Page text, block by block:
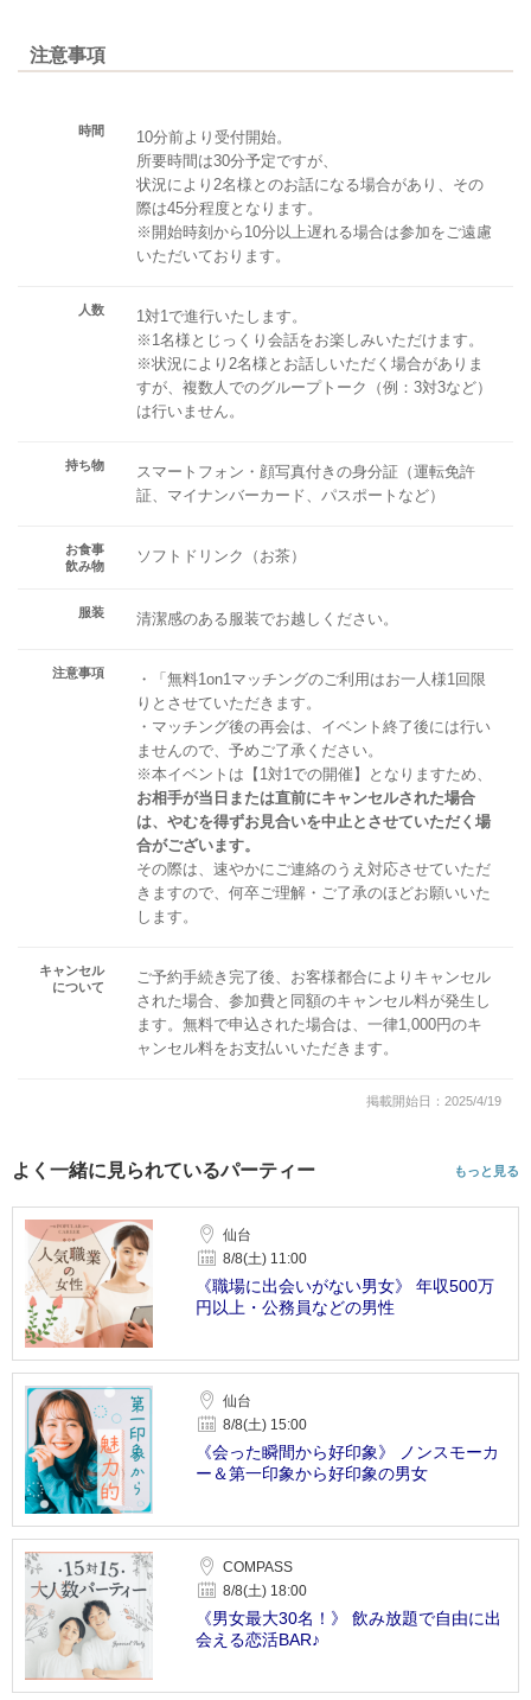
注意事項
時間
10分前より受付開始。
所要時間は30分予定ですが、
状況により2名様とのお話になる場合があり、その
際は45分程度となります。
※開始時刻から10分以上遅れる場合は参加をご遠慮
いただいております。
人数
1対1で進行いたします。
※1名様とじっくり会話をお楽しみいただけます。
※状況により2名様とお話しいただく場合がありま
すが、複数人でのグループトーク（例：3対3など）
は行いません。
持ち物
スマートフォン・顔写真付きの身分証（運転免許
証、マイナンバーカード、パスポートなど）
お食事
飲み物
ソフトドリンク（お茶）
服装 清潔感のある服装でお越しください。
注意事項
・「無料1on1マッチングのご利用はお一人様1回限
りとさせていただきます。
・マッチング後の再会は、イベント終了後には行い
ませんので、予めご了承ください。
※本イベントは【1対1での開催】となりますため、
お相手が当日または直前にキャンセルされた場合
は、やむを得ずお見合いを中止とさせていただく場
合がございます。
その際は、速やかにご連絡のうえ対応させていただ
きますので、何卒ご理解・ご了承のほどお願いいた
します。
キャンセル
について
ご予約手続き完了後、お客様都合によりキャンセル
された場合、参加費と同額のキャンセル料が発生し
ます。無料で申込された場合は、一律1,000円のキ
ャンセル料をお支払いいただきます。
掲載開始日：2025/4/19
よく一緒に見られているパーティー もっと見る
仙台
8/8(土) 11:00
《職場に出会いがない男女》 年収500万
円以上・公務員などの男性
仙台
8/8(土) 15:00
《会った瞬間から好印象》 ノンスモーカ
ー＆第一印象から好印象の男女
COMPASS
8/8(土) 18:00
《男女最大30名！》 飲み放題で自由に出
会える恋活BAR♪